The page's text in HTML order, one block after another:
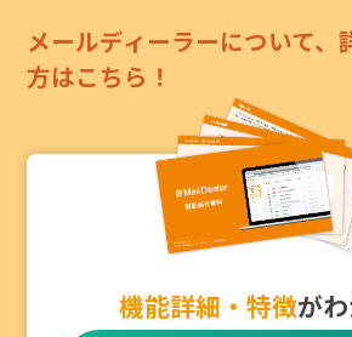
メールディーラーについて、
方はこちら！
機能詳細・特徴がわ